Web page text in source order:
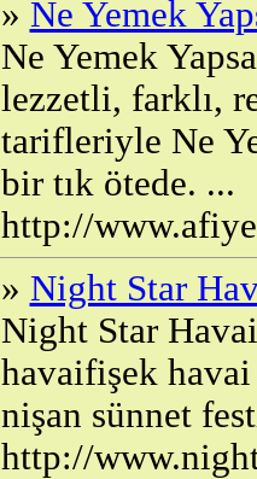
» Ne Yemek
Ne Yemek
lezzetli, farklı,
tarifleriyle Ne
bir tık ötede. ...
http://
» Night Star
Night Star
havaifişek
nişan sünnet
http://